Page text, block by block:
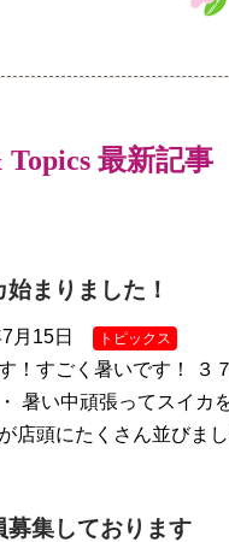
Topics 最新記事
始まりました！
月15日 トピックス
！すごく暑いです！ ３
暑い中頑張ってスイカ
店頭にたくさん並び
募集しております